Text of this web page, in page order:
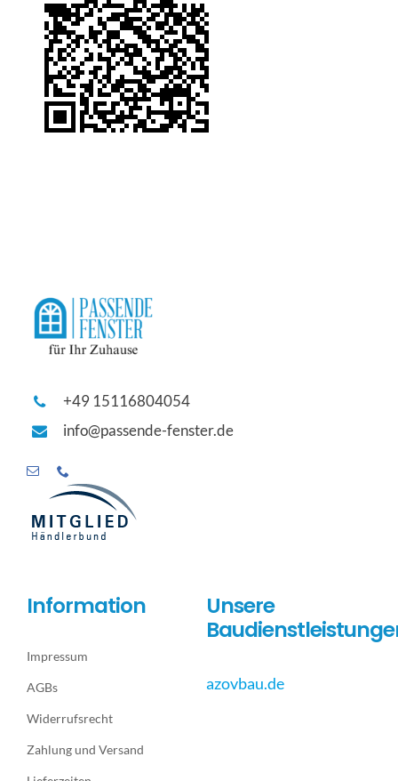
+49 15116804054
info@passende-fenster.de
Information
Impressum
AGBs
Widerrufsrecht
Zahlung und Versand
Unsere
azovbau.de